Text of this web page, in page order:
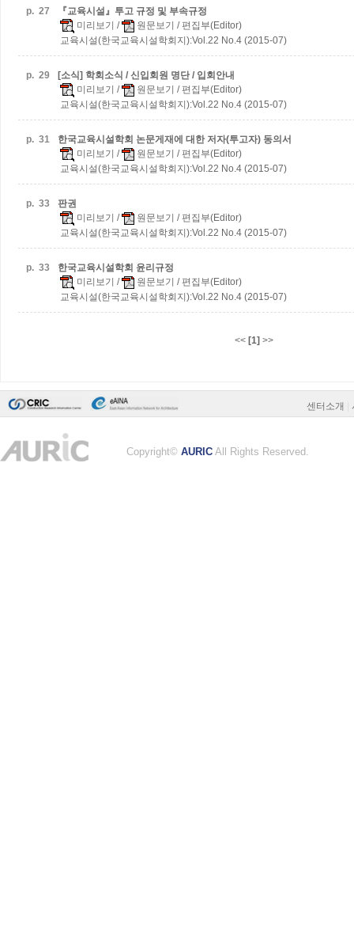
p. 27
『교육시설』투고 규정 및 부속규정
미리보기 / 원문보기 / 편집부(Editor)
교육시설(한국교육시설학회지):Vol.22 No.4 (2015-07)
p. 29
[소식] 학회소식 / 신입회원 명단 / 입회안내
미리보기 / 원문보기 / 편집부(Editor)
교육시설(한국교육시설학회지):Vol.22 No.4 (2015-07)
p. 31
한국교육시설학회 논문게재에 대한 저자(투고자) 동의서
미리보기 / 원문보기 / 편집부(Editor)
교육시설(한국교육시설학회지):Vol.22 No.4 (2015-07)
p. 33
판권
미리보기 / 원문보기 / 편집부(Editor)
교육시설(한국교육시설학회지):Vol.22 No.4 (2015-07)
p. 33
한국교육시설학회 윤리규정
미리보기 / 원문보기 / 편집부(Editor)
교육시설(한국교육시설학회지):Vol.22 No.4 (2015-07)
<< [1] >>
센터소개
Copyright© AURIC All Rights Reserved.